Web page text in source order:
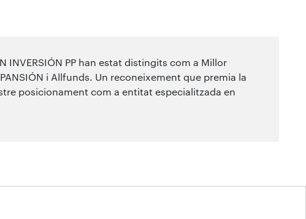
INVERSIÓN PP han estat distingits com a Millor
i Allfunds. Un reconeixement que premia la
posicionament com a entitat especialitzada en